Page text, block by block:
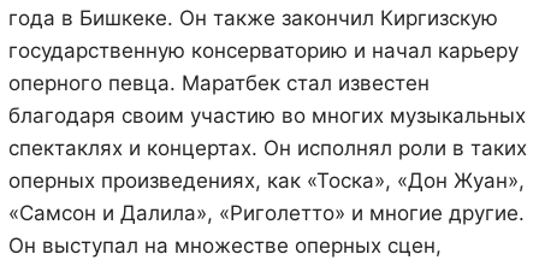
года в Бишкеке. Он также закончил Киргизскую
государственную консерваторию и начал карьеру
оперного певца. Маратбек стал известен
благодаря своим участию во многих музыкальных
спектаклях и концертах. Он исполнял роли в таких
оперных произведениях, как «Тоска», «Дон Жуан»,
«Самсон и Далила», «Риголетто» и многие другие.
Он выступал на множестве оперных сцен,